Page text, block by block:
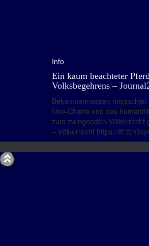
Info
Ein kaum beachteter
Volksbegehrens –
Bekanntermassen
Uno-Charta und das
zum zwingenden Völkerrecht
– Völkerrecht https://ift.tt/